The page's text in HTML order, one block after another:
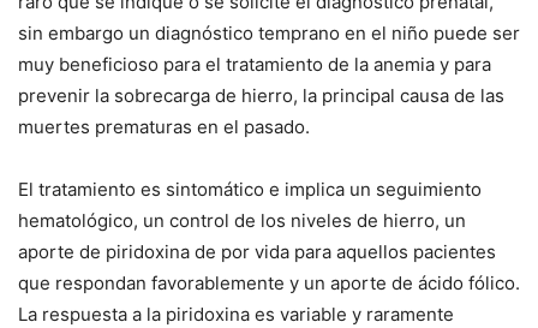
sin embargo un diagnóstico temprano en el niño puede ser
muy beneficioso para el tratamiento de la anemia y para
prevenir la sobrecarga de hierro, la principal causa de las
muertes prematuras en el pasado.
El tratamiento es sintomático e implica un seguimiento
hematológico, un control de los niveles de hierro, un
aporte de piridoxina de por vida para aquellos pacientes
que respondan favorablemente y un aporte de ácido fólico.
La respuesta a la piridoxina es variable y raramente